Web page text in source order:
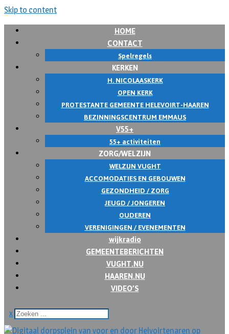
Skip to content
HOME
CONTACT
Spelregels
KERKEN
H. NICOLAASKERK
OPEN KERK
PROTESTANTE GEMEENTE HELEVOIRT-HAAREN
BEZINNINGSCENTRUM EMMAUS
V55+
55+ activiteiten
ZORG/WELZIJN
WELZIJN VUGHT
ACCOMODATIES EN GEBOUWEN
GEZONDHEID / ZORG
JEUGD / JONGEREN
OUDEREN
VERENIGINGEN / EVENEMENTEN
wijkradio
GEMEENTEBERICHTEN
VUGHT.NU
HAAREN.NU
VIDEO’S
x